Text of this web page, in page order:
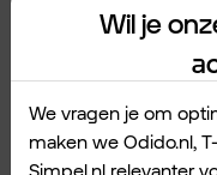
En auditors
Wil je
We vragen je om
maken we Odido.nl,